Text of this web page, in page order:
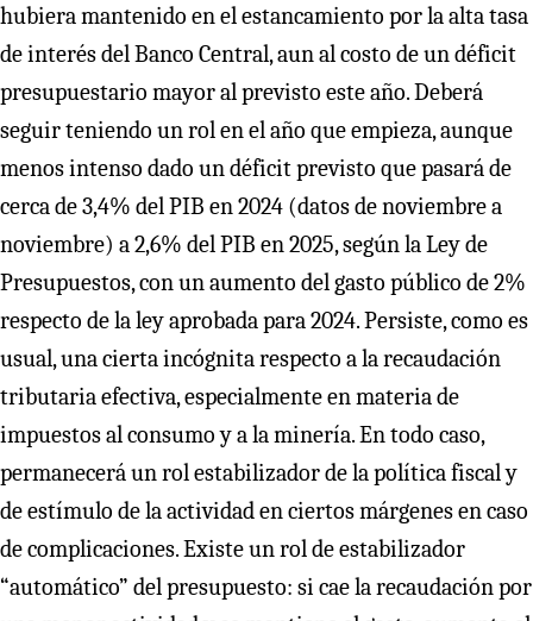
hubiera mantenido en el estancamiento por la alta tasa
de interés del Banco Central, aun al costo de un déficit
presupuestario mayor al previsto este año. Deberá
seguir teniendo un rol en el año que empieza, aunque
menos intenso dado un déficit previsto que pasará de
cerca de 3,4% del PIB en 2024 (datos de noviembre a
noviembre) a 2,6% del PIB en 2025, según la Ley de
Presupuestos, con un aumento del gasto público de 2%
respecto de la ley aprobada para 2024. Persiste, como es
usual, una cierta incógnita respecto a la recaudación
tributaria efectiva, especialmente en materia de
impuestos al consumo y a la minería. En todo caso,
permanecerá un rol estabilizador de la política fiscal y
de estímulo de la actividad en ciertos márgenes en caso
de complicaciones. Existe un rol de estabilizador
“automático” del presupuesto: si cae la recaudación por